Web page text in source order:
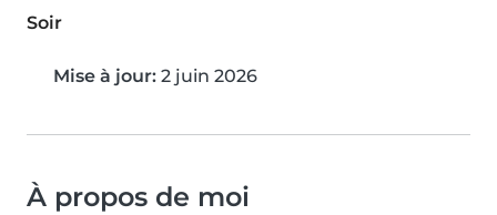
Soir
Mise à jour: 2 juin 2026
À propos de moi